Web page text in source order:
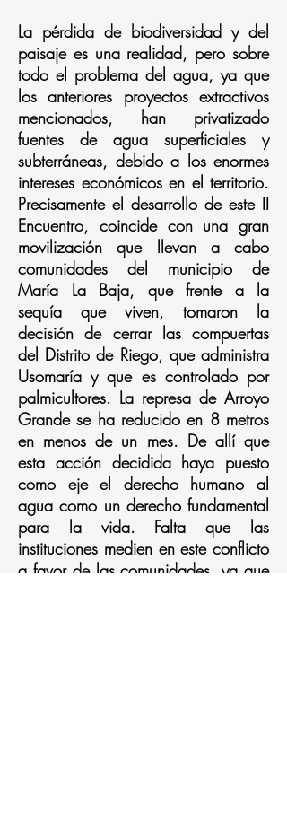
La pérdida de biodiversidad y del
paisaje es una realidad, pero sobre
todo el problema del agua, ya que
los anteriores proyectos extractivos
mencionados, han privatizado
fuentes de agua superficiales y
subterráneas, debido a los enormes
intereses económicos en el territorio.
Precisamente el desarrollo de este II
Encuentro, coincide con una gran
movilización que llevan a cabo
comunidades del municipio de
María La Baja, que frente a la
sequía que viven, tomaron la
decisión de cerrar las compuertas
del Distrito de Riego, que administra
Usomaría y que es controlado por
palmicultores. La represa de Arroyo
Grande se ha reducido en 8 metros
en menos de un mes. De allí que
esta acción decidida haya puesto
como eje el derecho humano al
agua como un derecho fundamental
para la vida. Falta que las
instituciones medien en este conflicto
a favor de las comunidades, ya que